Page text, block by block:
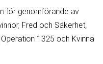
för genomförande av
Fred och Säkerhet,
1325 och Kvinna